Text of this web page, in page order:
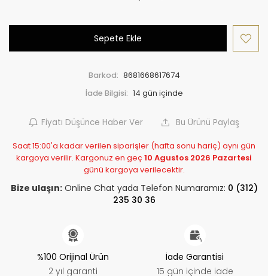
Sepete Ekle
Barkod: 8681668617674
İade Bilgisi:
Fiyatı Düşünce Haber Ver Bu Ürünü Paylaş
Saat 15:00'a kadar verilen siparişler (hafta sonu hariç) aynı gün
kargoya verilir. Kargonuz en geç 10 Agustos 2026 Pazartesi
günü kargoya verilecektir.
Bize ulaşın:Online Chat yada Telefon Numaramız: 0 (312)
235 30 36
%100 Orijinal Ürün
2 yıl garanti
İade Garantisi
15 gün içinde iade